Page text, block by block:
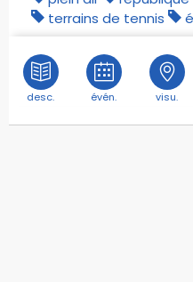
terrains de tennis
desc. évén. visu.